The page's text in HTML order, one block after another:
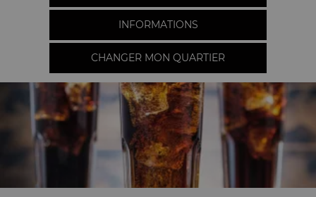
INFORMATIONS
CHANGER MON QUARTIER